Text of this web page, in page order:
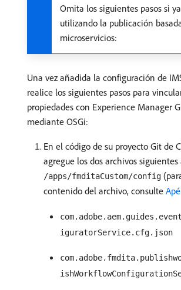
Omita los siguientes pasos si
utilizando la publicación
microservicios:
Una vez añadida la configuración de
realice los siguientes pasos para
propiedades con Experience Manager
mediante OSGi:
En el código de su proyecto Git de
agregue los dos archivos siguientes
/apps/fmditaCustom/config
contenido del archivo, consulte
iguratorService.cfg.json